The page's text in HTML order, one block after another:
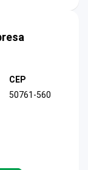
CEP
50761-560